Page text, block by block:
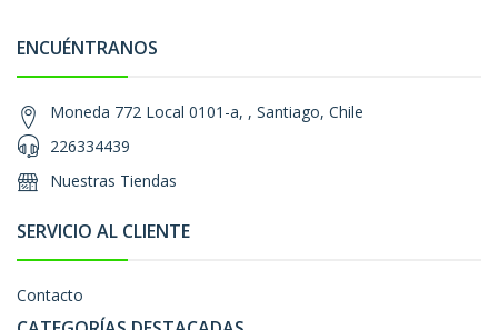
ENCUÉNTRANOS
Moneda 772 Local 0101-a, , Santiago, Chile
226334439
Nuestras Tiendas
SERVICIO AL CLIENTE
Contacto